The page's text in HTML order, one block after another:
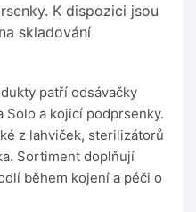
K dispozici jsou
skladování
patří odsávačky
Solo a kojicí podprsenky.
z lahviček, sterilizátorů
Sortiment doplňují
během kojení a péči o